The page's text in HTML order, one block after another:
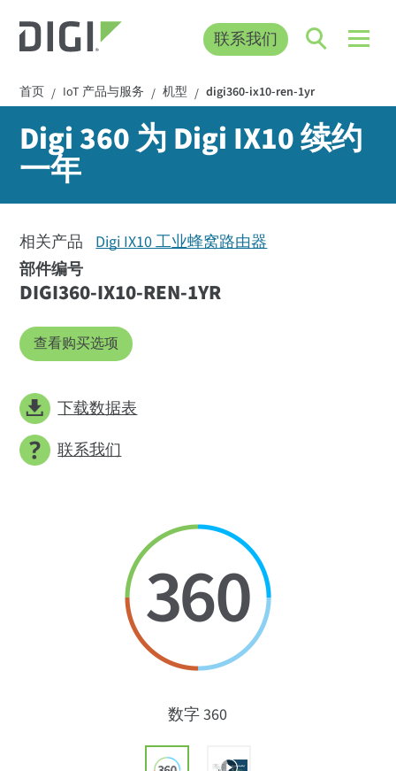
联系我们
首页 / IoT 产品与服务 / 机型 / digi360-ix10-ren-1yr
Digi 360 为 Digi IX10 续约
一年
相关产品 Digi IX10 工业蜂窝路由器
数字 360
部件编号
DIGI360-IX10-REN-1YR
查看购买选项
下载数据表
联系我们